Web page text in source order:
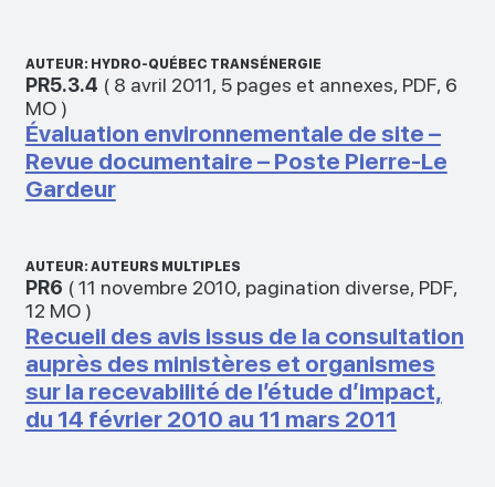
AUTEUR: HYDRO-QUÉBEC TRANSÉNERGIE
PR5.3.4 ( 8 avril 2011, 5 pages et annexes, PDF, 6
MO)
Évaluation environnementale de site –
Revue documentaire – Poste Pierre-Le
Gardeur
AUTEUR: AUTEURS MULTIPLES
PR6 (11 novembre 2010, pagination diverse, PDF,
12 MO)
Recueil des avis issus de la consultation
auprès des ministères et organismes
sur la recevabilité de l’étude d’impact,
du 14 février 2010 au 11 mars 2011